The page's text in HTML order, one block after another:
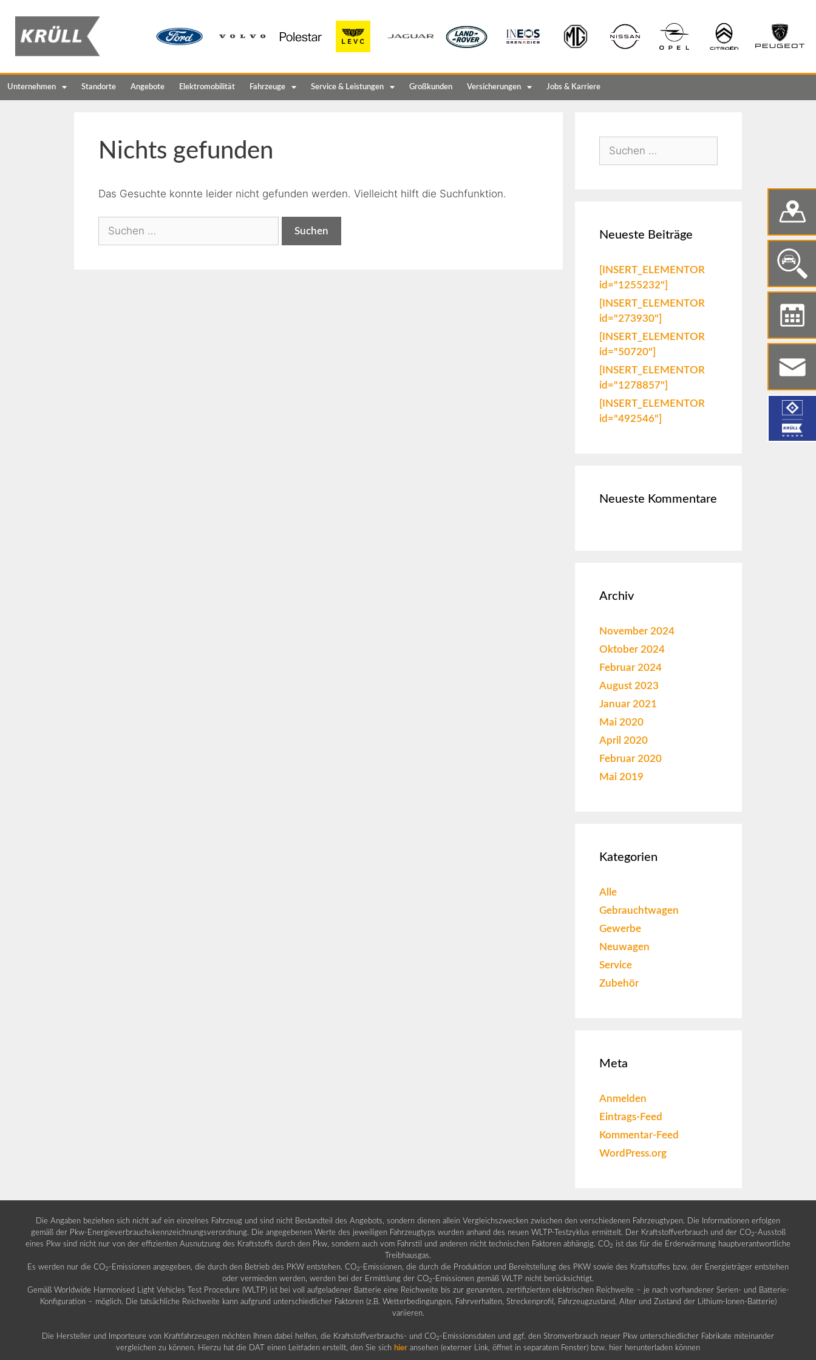
Unternehmen Standorte Angebote Elektromobilität Fahrzeuge Service & Leistungen Großkunden Versicherungen Jobs & Karriere
Nichts gefunden
Das Gesuchte konnte leider nicht gefunden werden. Vielleicht hilft die Suchfunktion.
Neueste Beiträge
[INSERT_ELEMENTOR
id="1255232"]
[INSERT_ELEMENTOR
id="273930"]
[INSERT_ELEMENTOR
id="50720"]
[INSERT_ELEMENTOR
id="1278857"]
[INSERT_ELEMENTOR
id="492546"]
Neueste Kommentare
Archiv
November 2024
Oktober 2024
Februar 2024
August 2023
Januar 2021
Mai 2020
April 2020
Februar 2020
Mai 2019
Kategorien
Alle
Gebrauchtwagen
Gewerbe
Neuwagen
Service
Zubehör
Meta
Anmelden
Eintrags-Feed
Kommentar-Feed
WordPress.org
Die Angaben beziehen sich nicht auf ein einzelnes Fahrzeug und sind nicht Bestandteil des Angebots, sondern dienen allein Vergleichszwecken zwischen den verschiedenen Fahrzeugtypen. Die Informationen erfolgen
gemäß der Pkw-Energieverbrauchskennzeichnungsverordnung. Die angegebenen Werte des jeweiligen Fahrzeugtyps wurden anhand des neuen WLTP-Testzyklus ermittelt. Der Kraftstoffverbrauch und der CO2 -Ausstoß
eines Pkw sind nicht nur von der effizienten Ausnutzung des Kraftstoffs durch den Pkw, sondern auch vom Fahrstil und anderen nicht technischen Faktoren abhängig. CO2 ist das für die Erderwärmung hauptverantwortliche
Treibhausgas.
Es werden nur die CO2 -Emissionen angegeben, die durch den Betrieb des PKW entstehen. CO2 -Emissionen, die durch die Produktion und Bereitstellung des PKW sowie des Kraftstoffes bzw. der Energieträger entstehen
oder vermieden werden, werden bei der Ermittlung der CO2 -Emissionen gemäß WLTP nicht berücksichtigt.
Gemäß Worldwide Harmonised Light Vehicles Test Procedure (WLTP) ist bei voll aufgeladener Batterie eine Reichweite bis zur genannten, zertifizierten elektrischen Reichweite – je nach vorhandener Serien- und Batterie-
Konfiguration – möglich. Die tatsächliche Reichweite kann aufgrund unterschiedlicher Faktoren (z.B. Wetterbedingungen, Fahrverhalten, Streckenprofil, Fahrzeugzustand, Alter und Zustand der Lithium-Ionen-Batterie)
variieren.
Die Hersteller und Importeure von Kraftfahrzeugen möchten Ihnen dabei helfen, die Kraftstoffverbrauchs- und CO2 -Emissionsdaten und ggf. den Stromverbrauch neuer Pkw unterschiedlicher Fabrikate miteinander
vergleichen zu können. Hierzu hat die DAT einen Leitfaden erstellt, den Sie sich hier ansehen (externer Link, öffnet in separatem Fenster) bzw. hier herunterladen können